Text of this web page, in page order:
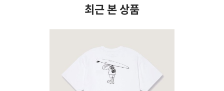
최근 본 상품